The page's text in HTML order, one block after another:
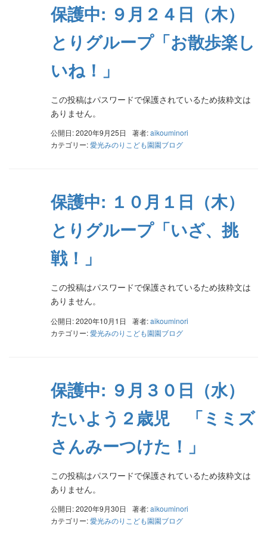
保護中: ９月２４日（木）
とりグループ「お散歩楽し
いね！」
この投稿はパスワードで保護されているため抜粋文は
ありません。
公開日: 2020年9月25日 著者:aikouminori
カテゴリー:愛光みのりこども園園ブログ
保護中: １０月１日（木）
とりグループ「いざ、挑
戦！」
この投稿はパスワードで保護されているため抜粋文は
ありません。
公開日: 2020年10月1日 著者:aikouminori
カテゴリー:愛光みのりこども園園ブログ
保護中: ９月３０日（水）
たいよう２歳児 「ミミズ
さんみーつけた！」
この投稿はパスワードで保護されているため抜粋文は
ありません。
公開日: 2020年9月30日 著者:aikouminori
カテゴリー:愛光みのりこども園園ブログ